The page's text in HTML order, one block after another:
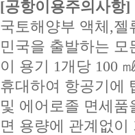
[공항이용주의사항]
국토해양부 액체,
민국을 출발하는 모
이 용기 1개당 100
휴대하여 항공기에
및 에어로졸 면세
면 용량에 관계없